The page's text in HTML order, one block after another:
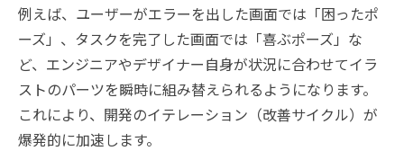
例えば、ユーザーがエラーを出した画面では「困ったポ
ーズ」、タスクを完了した画面では「喜ぶポーズ」な
ど、エンジニアやデザイナー自身が状況に合わせてイラ
ストのパーツを瞬時に組み替えられるようになります。
これにより、開発のイテレーション（改善サイクル）が
爆発的に加速します。